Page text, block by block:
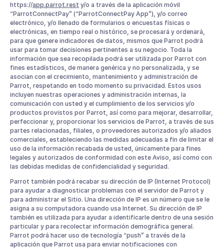
https://app.parrot.rest y/o a través de la aplicación móvil
“ParrotConnectPay” (“ParrotConnectPay App”), y/o correo
electrónico, y/o llenado de formularios o encuestas físicas o
electrónicas, en tiempo real o histórico, se procesará y ordenará,
para que genere indicadores de datos, mismos que Parrot podrá
usar para tomar decisiones pertinentes a su negocio. Toda la
información que sea recopilada podrá ser utilizada por Parrot con
fines estadísticos, de manera genérica y no personalizada, y se
asocian con el crecimiento, mantenimiento y administración de
Parrot, respetando en todo momento su privacidad. Estos usos
incluyen nuestras operaciones y administración internas, la
comunicación con usted y el cumplimiento de los servicios y/o
productos provistos por Parrot, así como para mejorar, desarrollar,
perfeccionar y, proporcionar los servicios de Parrot, a través de sus
partes relacionadas, filiales, o proveedores autorizados y/o aliados
comerciales, estableciendo las medidas adecuadas a fin de limitar el
uso de la información recabada de usted, únicamente para fines
legales y autorizados de conformidad con este Aviso, así como con
las debidas medidas de confidencialidad y seguridad.
Parrot también podrá recabar su dirección de IP (Internet Protocol)
para ayudar a diagnosticar problemas con el servidor de Parrot y
para administrar el Sitio. Una dirección de IP es un número que se le
asigna a su computadora cuando usa Internet. Su dirección de IP
también es utilizada para ayudar a identificarle dentro de una sesión
particular y para recolectar información demográfica general.
Parrot podrá hacer uso de tecnología “push” a través de la
aplicación que Parrot usa para enviar notificaciones con